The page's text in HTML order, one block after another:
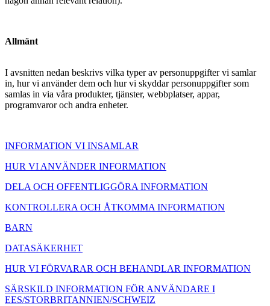
Allmänt
I avsnitten nedan beskrivs vilka typer av personuppgifter vi samlar
in, hur vi använder dem och hur vi skyddar personuppgifter som
samlas in via våra produkter, tjänster, webbplatser, appar,
programvaror och andra enheter.
INFORMATION VI INSAMLAR
HUR VI ANVÄNDER INFORMATION
DELA OCH OFFENTLIGGÖRA INFORMATION
KONTROLLERA OCH ÅTKOMMA INFORMATION
BARN
DATASÄKERHET
HUR VI FÖRVARAR OCH BEHANDLAR INFORMATION
SÄRSKILD INFORMATION FÖR ANVÄNDARE I
EES/STORBRITANNIEN/SCHWEIZ